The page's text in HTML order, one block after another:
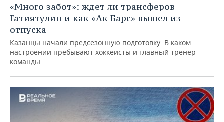
«Много забот»: ждет ли трансферов
Гатиятулин и как «Ак Барс» вышел из
отпуска
Казанцы начали предсезонную подготовку. В каком
настроении пребывают хоккеисты и главный тренер
команды